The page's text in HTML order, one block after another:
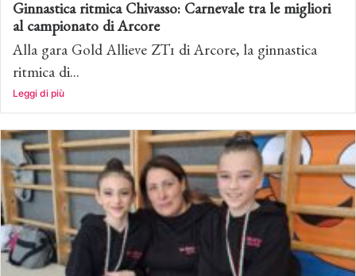
Ginnastica ritmica Chivasso: Carnevale tra le migliori
al campionato di Arcore
Alla gara Gold Allieve ZT1 di Arcore, la ginnastica
ritmica di...
Leggi di più